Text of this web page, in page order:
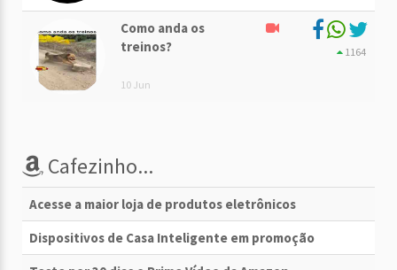
Como anda os
treinos?
10 Jun
1164
Cafezinho...
Acesse a maior loja de produtos eletrônicos
Dispositivos de Casa Inteligente em promoção